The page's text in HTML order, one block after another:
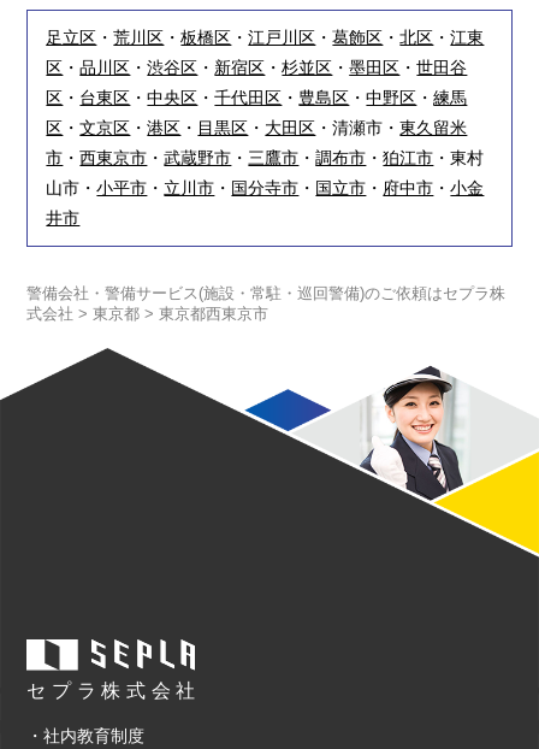
足立区 ・荒川区 ・板橋区 ・江戸川区 ・葛飾区 ・北区 ・江東
区 ・品川区 ・渋谷区 ・ 新宿区 ・杉並区 ・墨田区 ・世田谷
区 ・ 台東区 ・中央区 ・千代田区 ・ 豊島区 ・中野区 ・練馬
区 ・文京区 ・港区 ・ 目黒区 ・ 大田区 ・清瀬市・東久留米
市 ・西東京市 ・武蔵野市 ・三鷹市 ・調布市 ・狛江市 ・東村
山市・小平市 ・ 立川市 ・ 国分寺市 ・ 国立市 ・ 府中市 ・小金
井市
警備会社・警備サービス(施設・常駐・巡回警備)のご依頼はセプラ株
式会社 >東京都 >東京都西東京市
セプラ株式会社
・社内教育制度